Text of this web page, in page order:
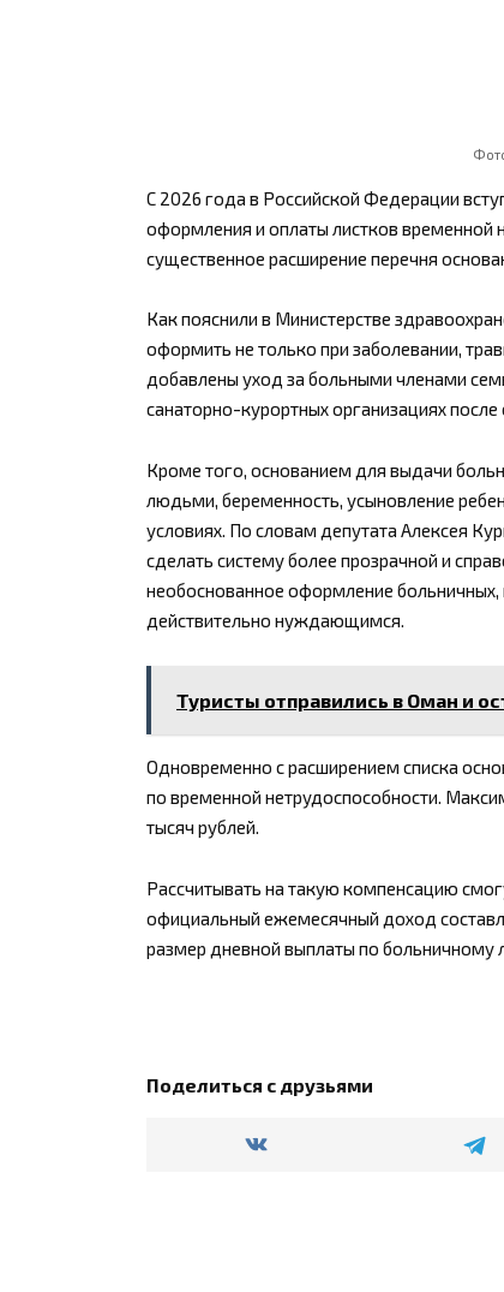
С 2026 года в Российской Федерации
оформления и оплаты листков временной
существенное расширение перечня
Как пояснили в Министерстве
оформить не только при заболевании,
добавлены уход за больными членами
санаторно-курортных организациях после
Кроме того, основанием для выдачи
людьми, беременность, усыновление
условиях. По словам депутата Алексея
сделать систему более прозрачной и
необоснованное оформление
действительно нуждающимся.
Туристы отправились в Оман и
Одновременно с расширением списка
по временной нетрудоспособности.
тысяч рублей.
Рассчитывать на такую компенсацию
официальный ежемесячный доход
размер дневной выплаты по больничному
Поделиться с друзьями